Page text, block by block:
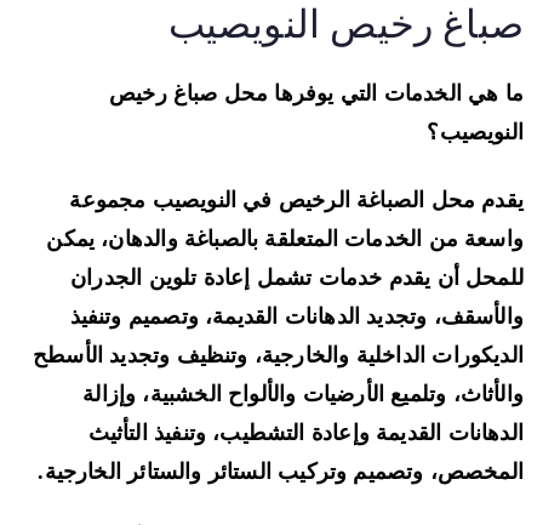
رخيص النويصيب
هي الخدمات التي يوفرها محل صباغ رخيص
محل الصباغة الرخيص في النويصيب مجموعة
من الخدمات المتعلقة بالصباغة والدهان، يمكن
أن يقدم خدمات تشمل إعادة تلوين الجدران
وتجديد الدهانات القديمة، وتصميم وتنفيذ
الداخلية والخارجية، وتنظيف وتجديد الأسطح
وتلميع الأرضيات والألواح الخشبية، وإزالة
القديمة وإعادة التشطيب، وتنفيذ التأثيث
وتصميم وتركيب الستائر والستائر الخارجية.